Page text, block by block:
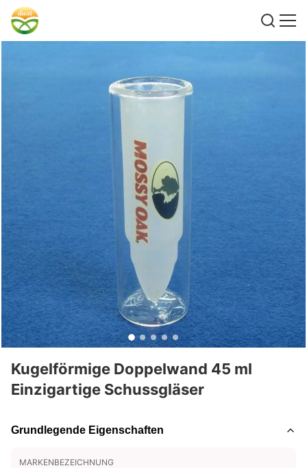
Kugelförmige Doppelwand 45 ml
Einzigartige Schussgläser
Grundlegende Eigenschaften
MARKENBEZEICHNUNG